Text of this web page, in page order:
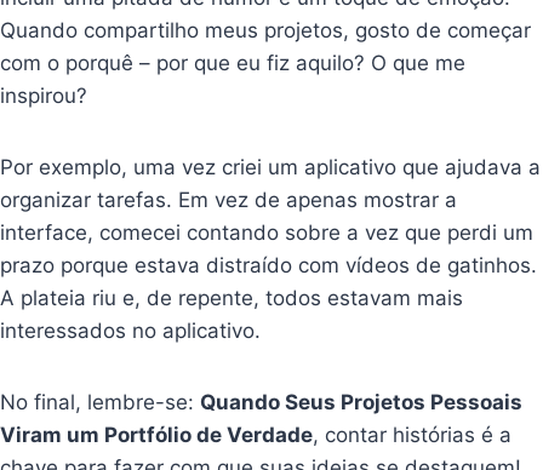
Quando compartilho meus projetos, gosto de começar
com o porquê – por que eu fiz aquilo? O que me
inspirou?
Por exemplo, uma vez criei um aplicativo que ajudava a
organizar tarefas. Em vez de apenas mostrar a
interface, comecei contando sobre a vez que perdi um
prazo porque estava distraído com vídeos de gatinhos.
A plateia riu e, de repente, todos estavam mais
interessados no aplicativo.
No final, lembre-se: Quando Seus Projetos Pessoais
Viram um Portfólio de Verdade, contar histórias é a